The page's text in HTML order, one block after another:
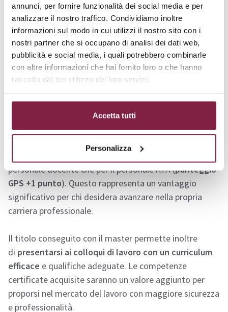
annunci, per fornire funzionalità dei social media e per
analizzare il nostro traffico. Condividiamo inoltre
informazioni sul modo in cui utilizzi il nostro sito con i
nostri partner che si occupano di analisi dei dati web,
pubblicità e social media, i quali potrebbero combinarle
con altre informazioni che hai fornito loro o che hanno
raccolto dal tuo utilizzo dei loro servizi.
Accetta tutti
Personalizza
comunicazione decodificata dei segni e delle
maniprepara i partecipanti a operare come educatori
specializzati, insegnanti di sostegno e formatori in
scuole di ogni ordine e grado. Inoltre, i laureati
potranno lavorare incentri di formazione e istituzioni
educativeche accolgono studenti con bisogni
che influenzano la comunicazione.
Riconosciuto dalMIUR, questo master consente di
accesso ai concorsi e alle graduatorie, sia per il
personale docente che per il personale ATA (punteggio
GPS +1 punto). Questo rappresenta un vantaggio
significativo per chi desidera avanzare nella propria
carriera professionale.
Il titolo conseguito con il master permette inoltre
di presentarsi ai colloqui di lavoro con un curriculum
efficace e qualifiche adeguate. Le competenze
certificate acquisite saranno un valore aggiunto per
proporsi nel mercato del lavoro con maggiore sicurezza
e professionalità.